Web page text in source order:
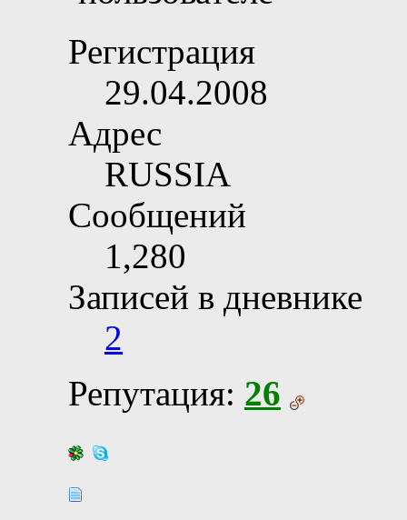
Регистрация
29.04.2008
Адрес
RUSSIA
Сообщений
1,280
Записей в дневнике
2
Репутация: 26